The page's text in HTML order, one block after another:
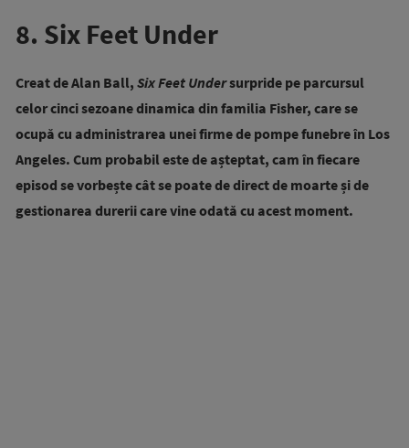
8. Six Feet Under
Creat de Alan Ball, Six Feet Undersurpride pe parcursul
celor cinci sezoane dinamica din familia Fisher, care se
ocupă cu administrarea unei firme de pompe funebre în Los
Angeles. Cum probabil este de așteptat, cam în fiecare
episod se vorbește cât se poate de direct de moarte și de
gestionarea durerii care vine odată cu acest moment.